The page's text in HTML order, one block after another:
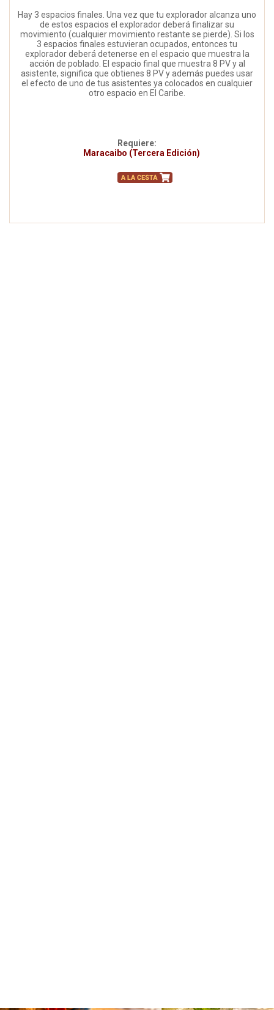
Hay 3 espacios finales. Una vez que tu explorador alcanza uno
de estos espacios el explorador deberá finalizar su
movimiento (cualquier movimiento restante se pierde). Si los
3 espacios finales estuvieran ocupados, entonces tu
explorador deberá detenerse en el espacio que muestra la
acción de poblado. El espacio final que muestra 8 PV y al
asistente, significa que obtienes 8 PV y además puedes usar
el efecto de uno de tus asistentes ya colocados en cualquier
otro espacio en El Caribe.
Requiere:
Maracaibo (Tercera Edición)